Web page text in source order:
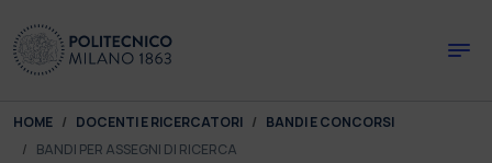
You are here:
HOME DOCENTI E RICERCATORI
BANDI E CONCORSI
BANDI PER ASSEGNI DI RICERCA